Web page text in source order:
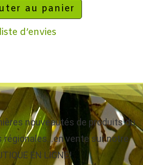
au panier
d’envies
nouveautés de produits du
régionales…en vente sur notre
EN LIGNE!